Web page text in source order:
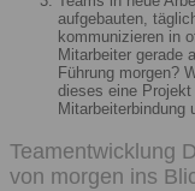
aufgebauten,
kommunizieren in
Mitarbeiter gerade
Führung morgen?
dieses eine
Mitarbeiterbindung
Teamentwicklung
von morgen ins